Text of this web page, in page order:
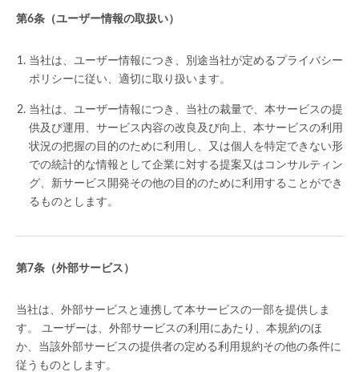
（ユーザー情報の取扱い）
当社は、ユーザー情報につき、別途当社が定めるプライバシー
ポリシーに従い、適切に取り扱います。
当社は、ユーザー情報につき、当社の裁量で、本サービスの提
供及び運用、サービス内容の改良及び向上、本サービスの利用
状況の把握の目的のために利用し、又は個人を特定できない形
での統計的な情報として企業に対する提案又はコンサルティン
グ、新サービス開発その他の目的のために利用することができ
るものとします。
（外部サービス）
当社は、外部サービスと連携して本サービスの一部を提供しま
す。 ユーザーは、外部サービスの利用にあたり、本規約のほ
か、当該外部サービスの提供者の定める利用規約その他の条件に
従うものとします。